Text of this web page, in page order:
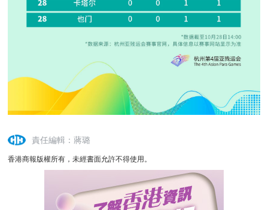
責任編輯：蔣璐
香港商報版權所有，未經書面允許不得使用。